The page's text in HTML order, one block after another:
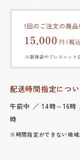
配送時間指定につ
午前中 ／ 14時～16時
時
※時間指定ができない地域